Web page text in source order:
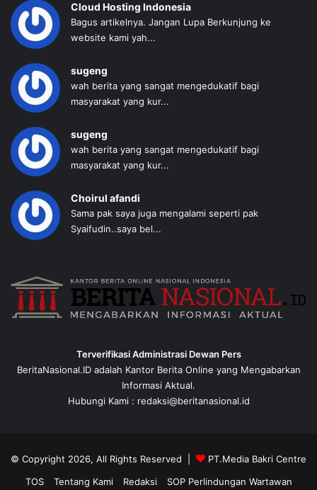
Cloud Hosting Indonesia
Bagus artikelnya. Jangan Lupa Berkunjung ke
website kami yah...
sugeng
wah berita yang sangat mengedukatif bagi
masyarakat yang kur...
sugeng
wah berita yang sangat mengedukatif bagi
masyarakat yang kur...
Choirul afandi
Sama pak saya juga mengalami seperti pak
Syaifudin..saya bel...
Terverifikasi Administrasi Dewan Pers
BeritaNasional.ID adalah Kantor Berita Online yang Mengabarkan
Informasi Aktual.
Hubungi Kami : redaksi@beritanasional.id
© Copyright 2026, All Rights Reserved |
PT.Media Bakri Centre
TOS
Tentang Kami Redaksi SOP Perlindungan Wartawan